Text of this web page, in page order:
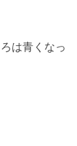
は青くなっ